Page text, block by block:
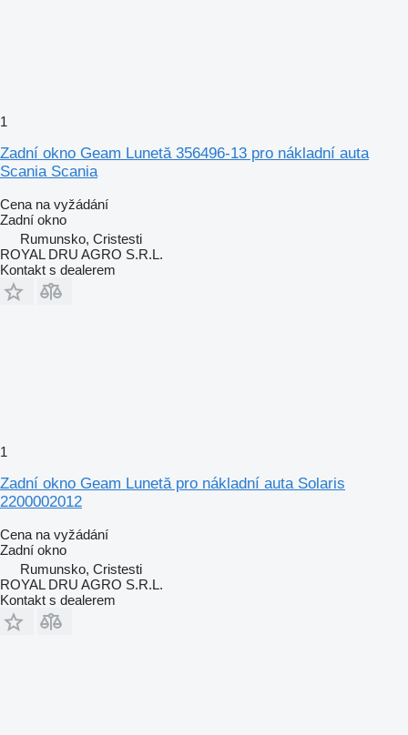
1
Zadní okno Geam Lunetă 356496-13 pro nákladní auta
Scania Scania
Cena na vyžádání
Zadní okno
Rumunsko, Cristesti
ROYAL DRU AGRO S.R.L.
Kontakt s dealerem
1
Zadní okno Geam Lunetă pro nákladní auta Solaris
2200002012
Cena na vyžádání
Zadní okno
Rumunsko, Cristesti
ROYAL DRU AGRO S.R.L.
Kontakt s dealerem